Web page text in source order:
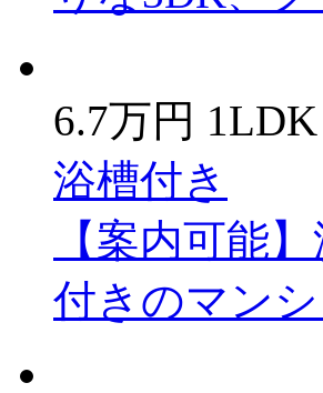
6.7万円 1LDK
浴槽付き
【案内可能
付きのマン